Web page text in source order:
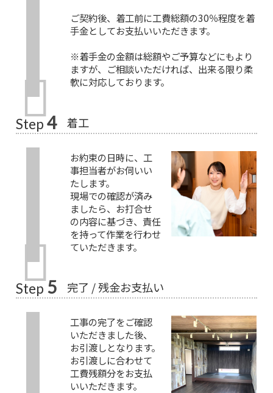
ご契約後、着工前に工費総額の30％程度を着
手金としてお支払いいただきます。
※着手金の金額は総額やご予算などにもより
ますが、ご相談いただければ、出来る限り柔
軟に対応しております。
Step 4 着工
お約束の日時に、工
事担当者がお伺いい
たします。
現場での確認が済み
ましたら、お打合せ
の内容に基づき、責任
を持って作業を行わせ
ていただきます。
Step 5 完了 / 残金お支払い
工事の完了をご確認
いただきました後、
お引渡しとなります。
お引渡しに合わせて
工費残額分をお支払
いいただきます。